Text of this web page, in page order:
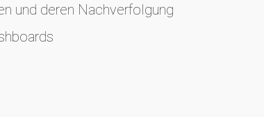
und deren Nachverfolgung